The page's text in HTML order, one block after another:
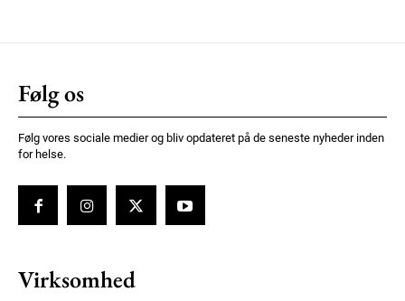
Følg os
Følg vores sociale medier og bliv opdateret på de seneste nyheder inden
for helse.
Virksomhed